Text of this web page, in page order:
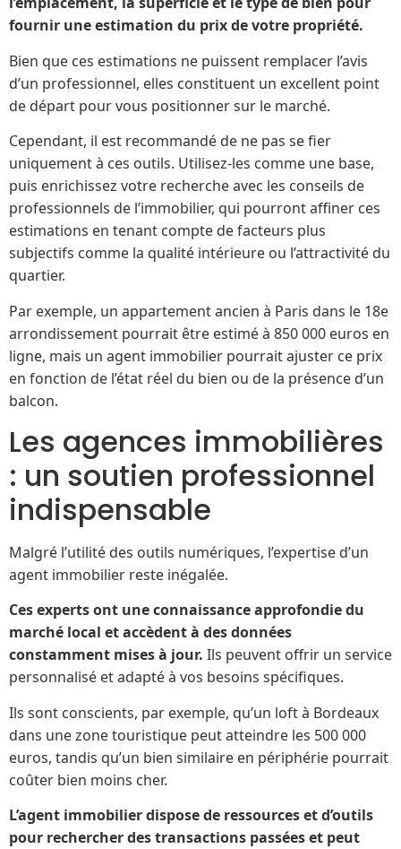
fournir une estimation du prix de votre propriété.
Bien que ces estimations ne puissent remplacer l’avis
d’un professionnel, elles constituent un excellent point
de départ pour vous positionner sur le marché.
Cependant, il est recommandé de ne pas se fier
uniquement à ces outils. Utilisez-les comme une base,
puis enrichissez votre recherche avec les conseils de
professionnels de l’immobilier, qui pourront affiner ces
estimations en tenant compte de facteurs plus
subjectifs comme la qualité intérieure ou l’attractivité du
quartier.
Par exemple, un appartement ancien à Paris dans le 18e
arrondissement pourrait être estimé à 850 000 euros en
ligne, mais un agent immobilier pourrait ajuster ce prix
en fonction de l’état réel du bien ou de la présence d’un
balcon.
Les agences immobilières
: un soutien professionnel
indispensable
Malgré l’utilité des outils numériques, l’expertise d’un
agent immobilier reste inégalée.
Ces experts ont une connaissance approfondie du
marché local et accèdent à des données
constamment mises à jour. Ils peuvent offrir un service
personnalisé et adapté à vos besoins spécifiques.
Ils sont conscients, par exemple, qu’un loft à Bordeaux
dans une zone touristique peut atteindre les 500 000
euros, tandis qu’un bien similaire en périphérie pourrait
coûter bien moins cher.
L’agent immobilier dispose de ressources et d’outils
pour rechercher des transactions passées et peut